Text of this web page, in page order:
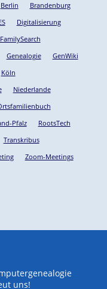
Berlin
Brandenburg
Digitalisierung
FamilySearch
Genealogie
GenWiki
Köln
Niederlande
Pfalz
RootsTech
Transkribus
Zoom-Meetings
uns!